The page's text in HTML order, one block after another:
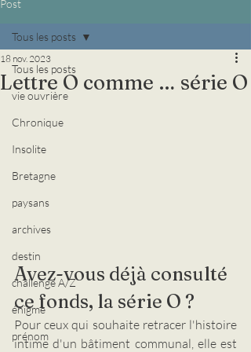
Post
Tous les posts
vie ouvrière
Chronique
Insolite
Bretagne
paysans
archives
destin
challenge A/Z
énigme
prénom
Tous les posts
Lettre O comme … série O
18 nov. 2023
Avez-vous déjà consulté
ce fonds, la série O ?
Pour ceux qui souhaite retracer l'histoire
intime d'un bâtiment communal, elle est